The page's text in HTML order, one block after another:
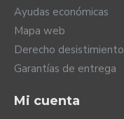
Ayudas económicas
Mapa web
Derecho desistimiento
Garantías de entrega
Mi cuenta